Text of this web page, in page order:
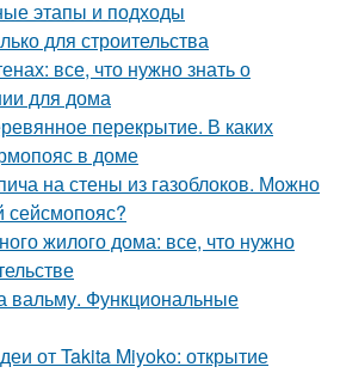
этапы и подходы
для строительства
все, что нужно знать о
для дома
перекрытие. В каких
в доме
на стены из газоблоков. Можно
сейсмопояс?
жилого дома: все, что нужно
вальму. Функциональные
от Takita Miyoko: открытие